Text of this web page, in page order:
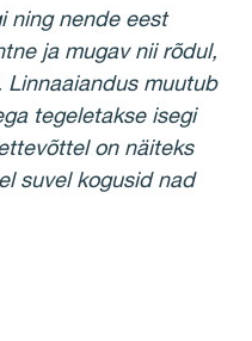
ning nende eest
ja mugav nii rõdul,
Linnaaiandus muutub
tegeletakse isegi
on näiteks
suvel kogusid nad